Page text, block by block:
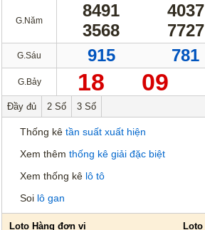
G.Năm
8491 4037
3568
7727
G.Sáu 915 781
G.Bảy 18 09
Đầy đủ 2 Số 3 Số
Thống kê tần suất xuất hiện
Xem thêm thống kê giải đặc biệt
Xem thống kê lô tô
Soi lô gan